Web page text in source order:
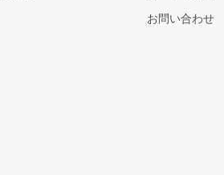
お問い合わせ